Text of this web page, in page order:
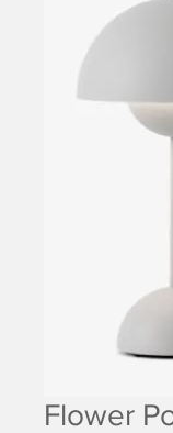
Flower